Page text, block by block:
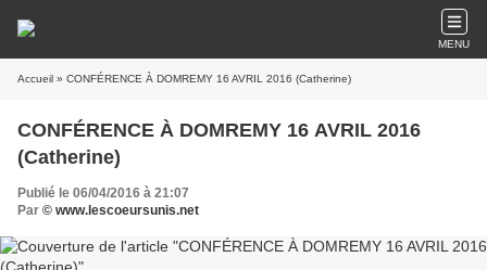
MENU
Accueil » CONFÉRENCE À DOMREMY 16 AVRIL 2016 (Catherine)
CONFÉRENCE À DOMREMY 16 AVRIL 2016
(Catherine)
Publié le 06/04/2016 à 21:07
Par © www.lescoeursunis.net